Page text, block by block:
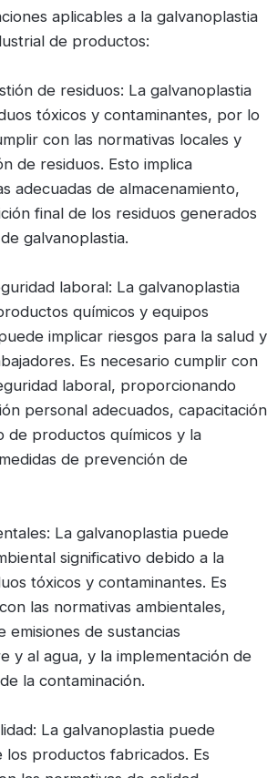
aplicables a la galvanoplastia
de productos:
de residuos: La galvanoplastia
tóxicos y contaminantes, por lo
con las normativas locales y
de residuos. Esto implica
adecuadas de almacenamiento,
final de los residuos generados
galvanoplastia.
laboral: La galvanoplastia
químicos y equipos
implicar riesgos para la salud y
Es necesario cumplir con
laboral, proporcionando
personal adecuados, capacitación
de productos químicos y la
de prevención de
La galvanoplastia puede
significativo debido a la
tóxicos y contaminantes. Es
las normativas ambientales,
emisiones de sustancias
y al agua, y la implementación de
la contaminación.
La galvanoplastia puede
los productos fabricados. Es